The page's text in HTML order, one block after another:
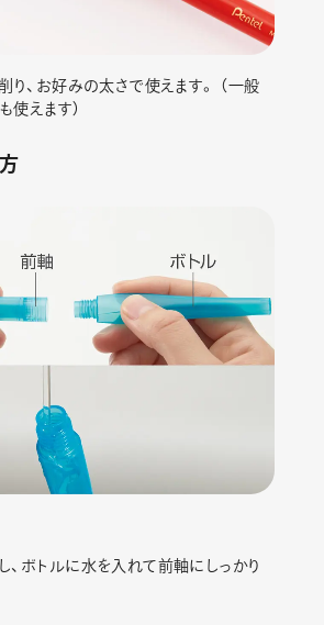
り、お好みの太さで使えます。 （一般
使えます）
、ボトルに水を入れて前軸にしっかり